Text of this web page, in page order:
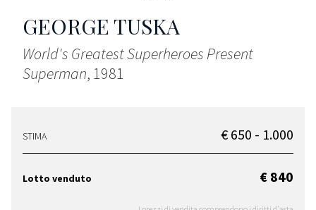
GEORGE TUSKA
World's Greatest Superheroes Present
Superman, 1981
STIMA € 650 - 1.000
Lotto venduto € 840